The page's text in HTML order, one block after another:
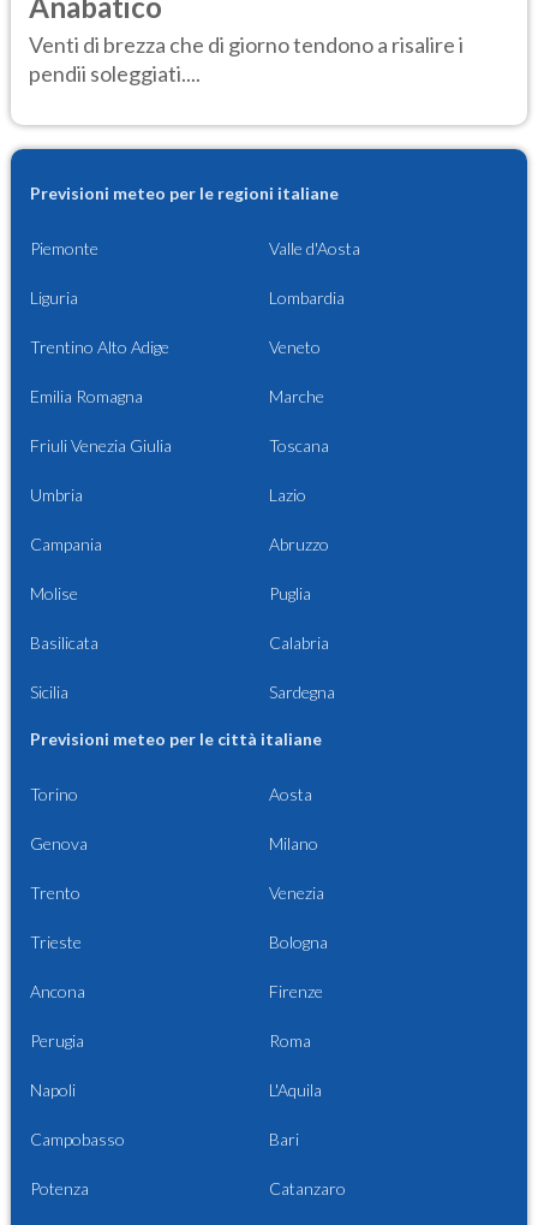
Venti di brezza che di giorno tendono a risalire i
pendii soleggiati....
Previsioni meteo per le regioni italiane
Piemonte Valle d'Aosta
Liguria Lombardia
Trentino Alto Adige Veneto
Emilia Romagna Marche
Friuli Venezia Giulia Toscana
Umbria Lazio
Campania Abruzzo
Molise Puglia
Basilicata Calabria
Sicilia Sardegna
Previsioni meteo per le città italiane
Torino Aosta
Genova Milano
Trento Venezia
Trieste Bologna
Ancona Firenze
Perugia Roma
Napoli L'Aquila
Campobasso Bari
Potenza Catanzaro